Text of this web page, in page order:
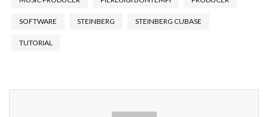
SOFTWARE STEINBERG STEINBERG CUBASE
TUTORIAL